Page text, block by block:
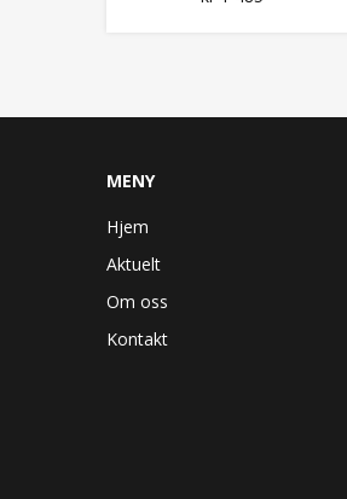
MENY
Hjem
Aktuelt
Om oss
Kontakt